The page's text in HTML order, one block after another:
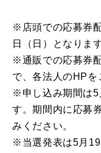
※店頭での応募券
日（日）となります
※通販での応募券
で、各法人のHPを
※申し込み期間は5
す。期間内に応募
みください。
※当選発表は5月